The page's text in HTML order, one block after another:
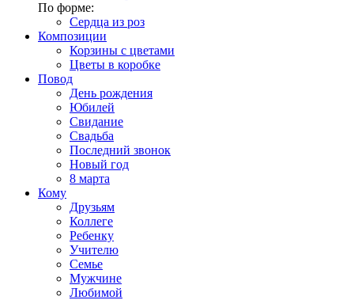
По форме:
Сердца из роз
Композиции
Корзины с цветами
Цветы в коробке
Повод
День рождения
Юбилей
Свидание
Свадьба
Последний звонок
Новый год
8 марта
Кому
Друзьям
Коллеге
Ребенку
Учителю
Семье
Мужчине
Любимой